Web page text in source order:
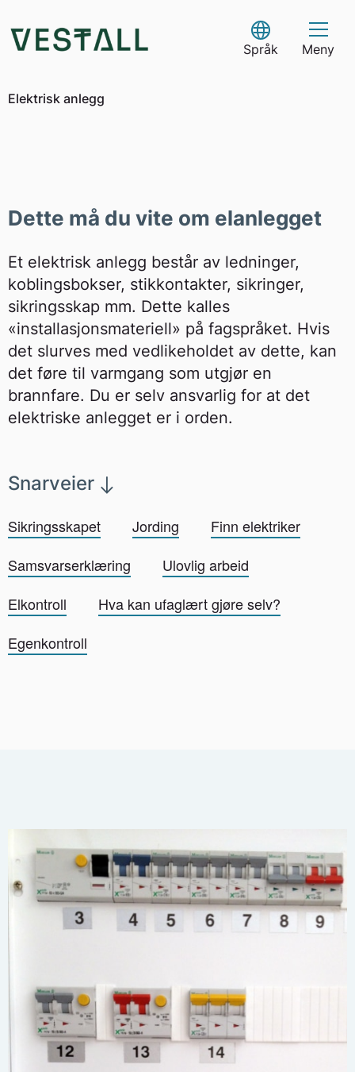
to
content
Språk
Select Language
Meny
Elektrisk anlegg
Dette må du vite om elanlegget
Et elektrisk anlegg består av ledninger,
koblingsbokser, stikkontakter, sikringer,
sikringsskap mm. Dette kalles
«installasjonsmateriell» på fagspråket. Hvis
det slurves med vedlikeholdet av dette, kan
det føre til varmgang som utgjør en
brannfare. Du er selv ansvarlig for at det
elektriske anlegget er i orden.
Snarveier
Sikringsskapet Jording
Finn elektriker
Samsvarserklæring
Ulovlig arbeid
Elkontroll
Hva kan ufaglært gjøre selv?
Egenkontroll